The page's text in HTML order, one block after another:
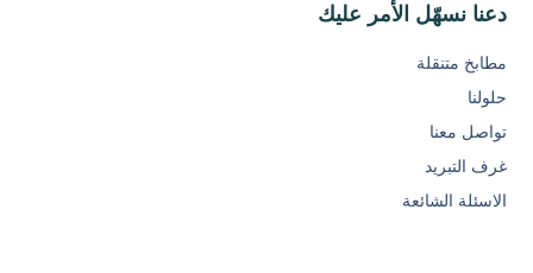
دعنا نسهّل الأمر عليك
مطابخ متنقلة
حلولنا
تواصل معنا
غرف التبريد
الاسئلة الشائعة